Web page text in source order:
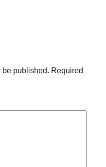
be published. Required